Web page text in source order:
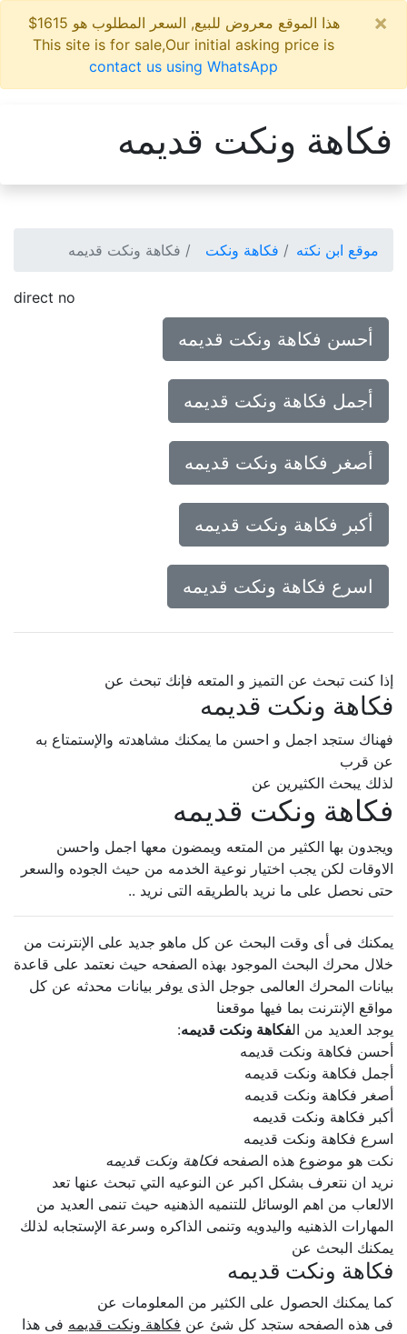
هذا الموقع معروض للبيع, السعر المطلوب هو 1615$
This site is for sale,Our initial asking price is
contact us using WhatsApp
فكاهة ونكت قديمه
موقع ابن نكته فكاهة ونكت فكاهة ونكت قديمه
direct no
أحسن فكاهة ونكت قديمه
أجمل فكاهة ونكت قديمه
أصغر فكاهة ونكت قديمه
أكبر فكاهة ونكت قديمه
اسرع فكاهة ونكت قديمه
إذا كنت تبحث عن التميز و المتعه فإنك تبحث عن
فكاهة ونكت قديمه
فهناك ستجد اجمل و احسن ما يمكنك مشاهدته والإستمتاع به
عن قرب
لذلك يبحث الكثيرين عن
فكاهة ونكت قديمه
ويجدون بها الكثير من المتعه ويمضون معها اجمل واحسن
الاوقات لكن يجب اختيار نوعية الخدمه من حيث الجوده والسعر
حتى نحصل على ما نريد بالطريقه التى نريد ..
يمكنك فى أى وقت البحث عن كل ماهو جديد على الإنترنت من
خلال محرك البحث الموجود بهذه الصفحه حيث نعتمد على قاعدة
بيانات المحرك العالمى جوجل الذى يوفر بيانات محدثه عن كل
مواقع الإنترنت بما فيها موقعنا
يوجد العديد من ال فكاهة ونكت قديمه:
أحسن فكاهة ونكت قديمه
أجمل فكاهة ونكت قديمه
أصغر فكاهة ونكت قديمه
أكبر فكاهة ونكت قديمه
اسرع فكاهة ونكت قديمه
نكت هو موضوع هذه الصفحهفكاهة ونكت قديمه
نريد ان نتعرف بشكل اكبر عن النوعيه التي تبحث عنها تعد
الالعاب من اهم الوسائل للتنميه الذهنيه حيث تنمى العديد من
المهارات الذهنيه واليدويه وتنمى الذاكره وسرعة الإستجابه لذلك
يمكنك البحث عن
فكاهة ونكت قديمه
كما يمكنك الحصول على الكثير من المعلومات عن
فى هذه الصفحه ستجد كل شئ عنفكاهة ونكت قديمهفى هذا